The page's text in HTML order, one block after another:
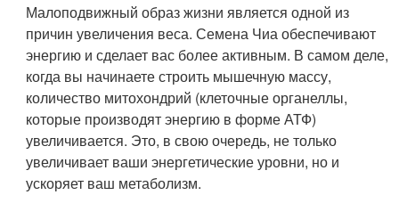
Малоподвижный образ жизни является одной из
причин увеличения веса. Семена Чиа обеспечивают
энергию и сделает вас более активным. В самом деле,
когда вы начинаете строить мышечную массу,
количество митохондрий (клеточные органеллы,
которые производят энергию в форме АТФ)
увеличивается. Это, в свою очередь, не только
увеличивает ваши энергетические уровни, но и
ускоряет ваш метаболизм.